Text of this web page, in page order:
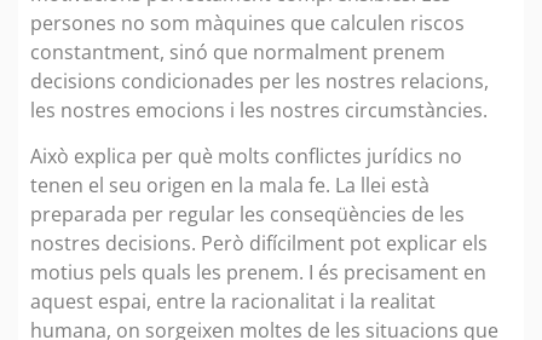
persones no som màquines que calculen riscos
constantment, sinó que normalment prenem
decisions condicionades per les nostres relacions,
les nostres emocions i les nostres circumstàncies.
Això explica per què molts conflictes jurídics no
tenen el seu origen en la mala fe. La llei està
preparada per regular les conseqüències de les
nostres decisions. Però difícilment pot explicar els
motius pels quals les prenem. I és precisament en
aquest espai, entre la racionalitat i la realitat
humana, on sorgeixen moltes de les situacions que